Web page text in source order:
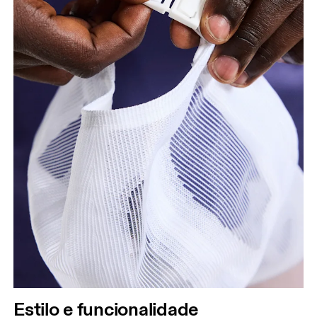
Circunferência da cabeça
métrica paralela ao chão.
Estilo e funcionalidade